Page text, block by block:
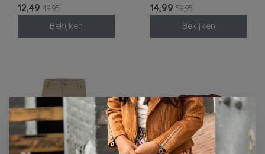
12,49 49,95
Bekijken
14,99 59,95
Bekijken